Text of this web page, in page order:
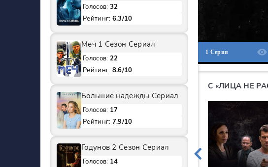
1 Серия
С «ЛИЦА НЕ
Голосов: 32
Рейтинг: 6.3/10
Меч 1 Сезон Сериал
Голосов: 22
Рейтинг: 8.6/10
Большие надежды Сериал
Голосов: 17
Рейтинг: 7.9/10
Годунов 2 Сезон Сериал
Голосов: 14